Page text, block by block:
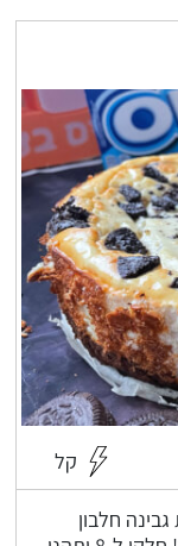
קל
חלבון